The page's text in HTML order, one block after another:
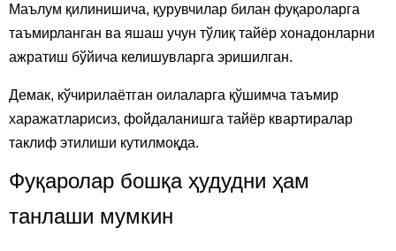
Маълум қилинишича, қурувчилар билан фуқароларга
таъмирланган ва яшаш учун тўлиқ тайёр хонадонларни
ажратиш бўйича келишувларга эришилган.
Демак, кўчирилаётган оилаларга қўшимча таъмир
харажатларисиз, фойдаланишга тайёр квартиралар
таклиф этилиши кутилмоқда.
Фуқаролар бошқа ҳудудни ҳам
танлаши мумкин